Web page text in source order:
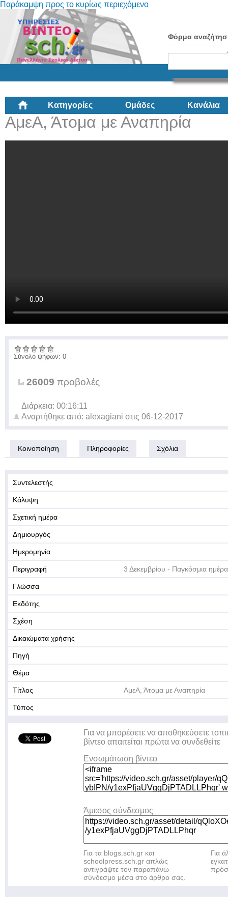
Παράκαμψη προς το κυρίως περιεχόμενο
Φόρμα
Κατηγορίες Ομάδες Κανάλια
ΑμεΑ, Άτομα με Αναπηρία
Σύνολο ψήφων: 0
26009 προβολές
Διάρκεια: 00:16:11
Αναρτήθηκε από: alexagiani στις 06-12-2017
Κοινοποίηση Πληροφορίες Σχόλια
Συντελεστής
Κάλυψη
Σχετική ημέρα
Δημιουργός
Ημερομηνία
Περιγραφή 3 Δεκεμβρίου - Παγκόσμια
Γλώσσα
Εκδότης
Σχέση
Δικαιώματα χρήσης
Πηγή
Θέμα
Τίτλος ΑμεΑ, Άτομα με Αναπηρία
Τύπος
Για να μπορέσετε να αποθηκεύσετε
βίντεο απαιτείται πρώτα να συνδεθείτε
Ενσωμάτωση βίντεο
Άμεσος σύνδεσμος
Για τα blogs.sch.gr και
schoolpress.sch.gr απλώς
αντιγράψτε τον παραπάνω
σύνδεσμο μέσα στο άρθρο σας.
Για